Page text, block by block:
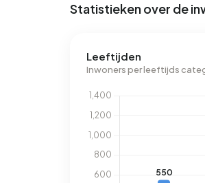
Statistieken over de
Leeftijden
Inwoners per leeftijds